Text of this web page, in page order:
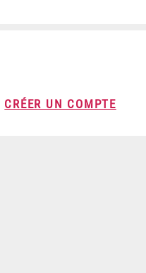
CRÉER UN COMPTE